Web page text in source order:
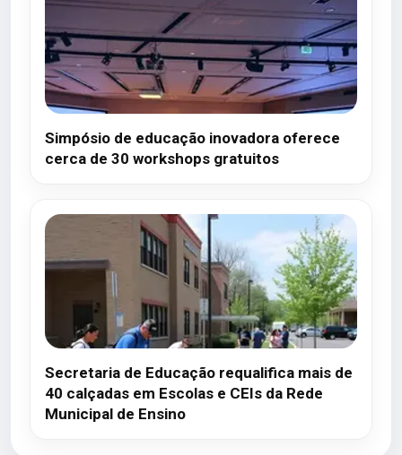
Simpósio de educação inovadora oferece
cerca de 30 workshops gratuitos
Secretaria de Educação requalifica mais de
40 calçadas em Escolas e CEIs da Rede
Municipal de Ensino